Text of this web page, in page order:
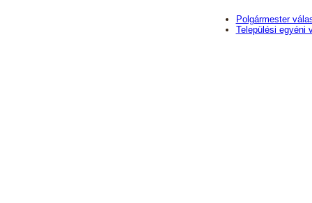
Polgármester
Települési egyéni